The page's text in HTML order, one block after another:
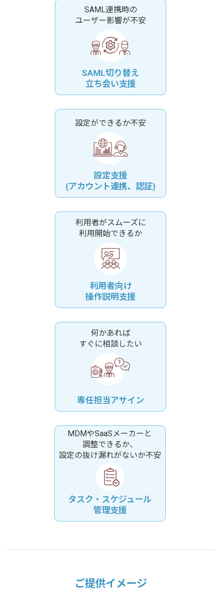
SAML連携時の
ユーザー影響が不安
SAML切り替え
立ち会い支援
設定ができるか不安
設定支援
(アカウント連携、認証)
利用者がスムーズに
利用開始できるか
利用者向け
操作説明支援
何かあれば
すぐに相談したい
専任担当アサイン
MDMやSaaSメーカーと
調整できるか、
設定の抜け漏れがないか不安
タスク・スケジュール
管理支援
ご提供イメージ